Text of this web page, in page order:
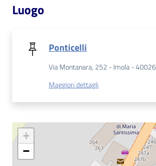
Seguici
Catalogo
Luogo
Ponticelli
Via Montanara, 252 - Imola - 40026
Maggiori dettagli
+
−